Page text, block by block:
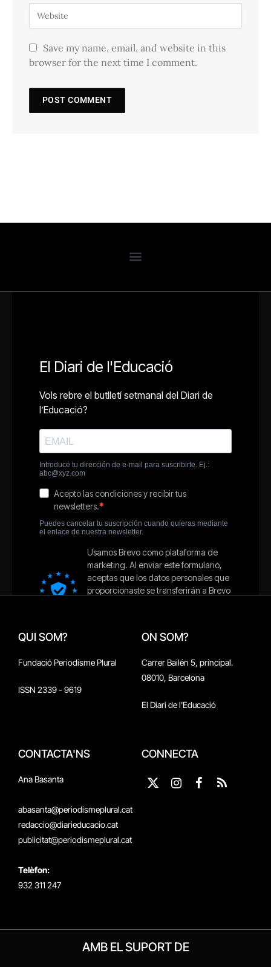
Save my name, email, and website in this
browser for the next time I comment.
QUI SOM?
Fundació Periodisme Plural
ISSN 2339 - 9619
ON SOM?
Carrer Bailén 5, principal.
08010, Barcelona
El Diari de l'Educació
CONTACTA'NS
Ana Basanta
abasanta@periodismeplural.cat
redaccio@diarieducacio.cat
publicitat@periodismeplural.cat
Telèfon:
932 311 247
CONNECTA
X
Instagram
Facebook
RSS
AMB EL SUPORT DE